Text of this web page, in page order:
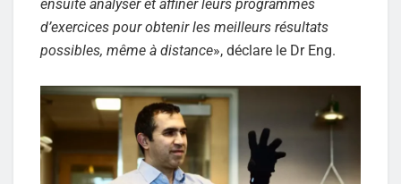
ensuite analyser et affiner leurs programmes
d’exercices pour obtenir les meilleurs résultats
possibles, même à distance», déclare le Dr Eng.